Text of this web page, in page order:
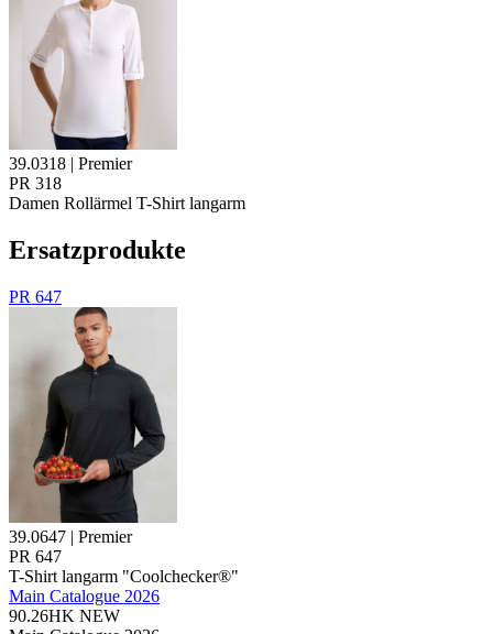
39.0318 | Premier
PR 318
Damen Rollärmel T-Shirt langarm
Ersatzprodukte
PR 647
39.0647 | Premier
PR 647
T-Shirt langarm "Coolchecker®"
Main Catalogue 2026
90.26HK NEW